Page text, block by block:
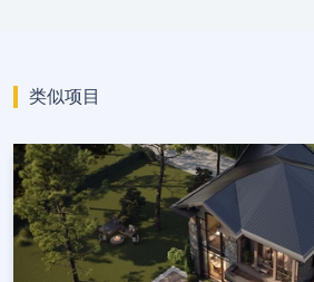
类似项目